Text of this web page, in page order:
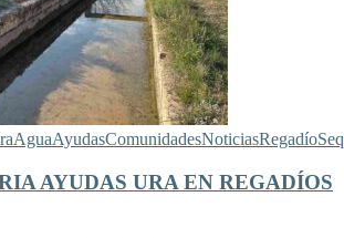
AguaAyudasComunidadesNoticiasRegadío
AYUDAS URA EN REGADÍOS